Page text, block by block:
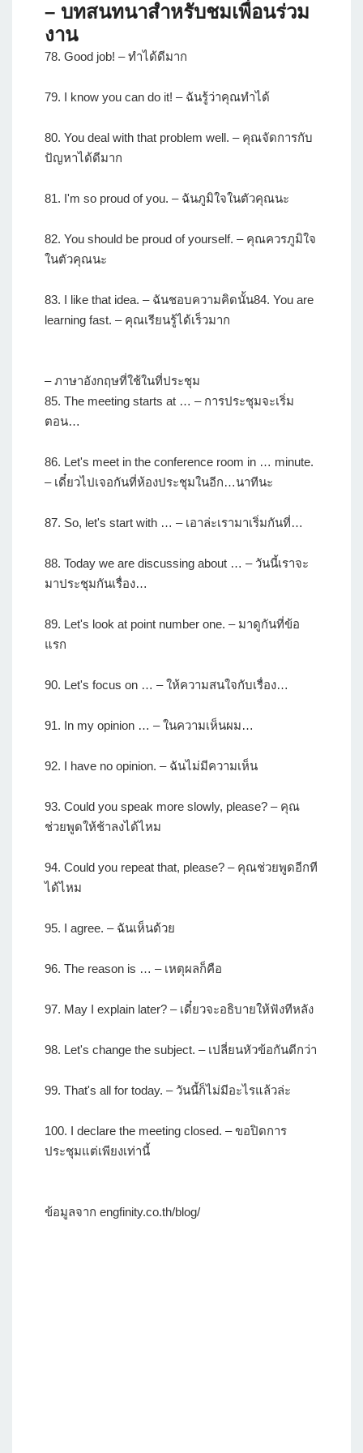
– บทสนทนาสำหรับชมเพื่อนร่วม
งาน
78. Good job! – ทำได้ดีมาก
79. I know you can do it! – ฉันรู้ว่าคุณทำได้
80. You deal with that problem well. – คุณจัดการกับ
ปัญหาได้ดีมาก
81. I'm so proud of you. – ฉันภูมิใจในตัวคุณนะ
82. You should be proud of yourself. – คุณควรภูมิใจ
ในตัวคุณนะ
83. I like that idea. – ฉันชอบความคิดนั้น84. You are
learning fast. – คุณเรียนรู้ได้เร็วมาก
– ภาษาอังกฤษที่ใช้ในที่ประชุม
85. The meeting starts at … – การประชุมจะเริ่ม
ตอน…
86. Let's meet in the conference room in … minute.
– เดี๋ยวไปเจอกันที่ห้องประชุมในอีก…นาทีนะ
87. So, let's start with … – เอาล่ะเรามาเริ่มกันที่…
88. Today we are discussing about … – วันนี้เราจะ
มาประชุมกันเรื่อง…
89. Let's look at point number one. – มาดูกันที่ข้อ
แรก
90. Let's focus on … – ให้ความสนใจกับเรื่อง…
91. In my opinion … – ในความเห็นผม…
92. I have no opinion. – ฉันไม่มีความเห็น
93. Could you speak more slowly, please? – คุณ
ช่วยพูดให้ช้าลงได้ไหม
94. Could you repeat that, please? – คุณช่วยพูดอีกที
ได้ไหม
95. I agree. – ฉันเห็นด้วย
96. The reason is … – เหตุผลก็คือ
97. May I explain later? – เดี๋ยวจะอธิบายให้ฟังทีหลัง
98. Let's change the subject. – เปลี่ยนหัวข้อกันดีกว่า
99. That's all for today. – วันนี้ก็ไม่มีอะไรแล้วล่ะ
100. I declare the meeting closed. – ขอปิดการ
ประชุมแต่เพียงเท่านี้
ข้อมูลจาก engfinity.co.th/blog/